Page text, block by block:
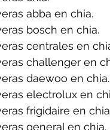
abba en chia.
bosch en chia.
centrales en
challenger en
daewoo en chia.
electrolux en
frigidaire en
general en chia.